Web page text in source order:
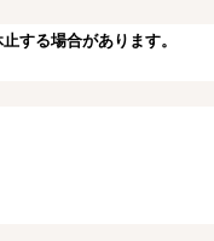
する場合があります。